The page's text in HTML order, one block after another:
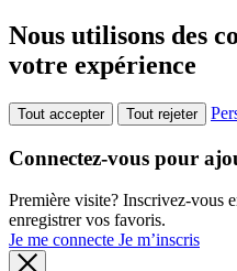
Nous utilisons des
votre expérience
Tout accepter Tout rejeter
Connectez-vous pour
Première visite? Inscrivez-vous
enregistrer vos favoris.
Je me connecte Je m’inscris